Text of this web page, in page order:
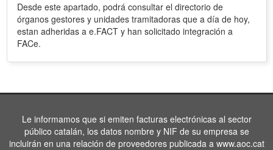
Desde este apartado, podrá consultar el directorio de
órganos gestores y unidades tramitadoras que a día de hoy,
estan adheridas a e.FACT y han solicitado integración a
FACe.
Le informamos que si emiten facturas electrónicas al sector
público catalán, los datos nombre y NIF de su empresa se
incluirán en una relación de proveedores publicada a www.aoc.cat